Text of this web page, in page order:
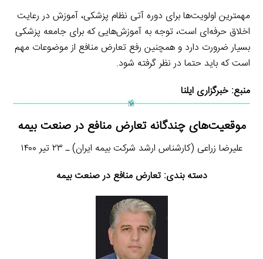
مهمترین اولویت‌ها برای دوره آتی نظام پزشکی، آموزش در رعایت
اخلاق حرفه‌ای است، توجه به آموزش‌هایی که برای جامعه پزشکی
بسیار ضرورت دارد و همچنین رفع تعارض منافع از موضوعات مهم
است که باید حتما در نظر گرفته شود.
منبع:خبرگزاری ایلنا
موقعیت‌های چندگانه تعارض منافع در صنعت بیمه
علیرضا زراعی (کارشناس ارشد شرکت بیمه ‌ایران) ـ ۲۳ تیر ۱۴۰۰
دسته بندی: تعارض منافع در صنعت بیمه